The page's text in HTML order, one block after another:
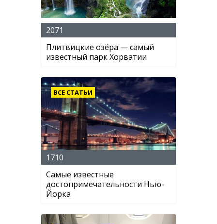
2071
Плитвицкие озёра — самый
известный парк Хорватии
ВСЕ СТАТЬИ
1710
Самые известные
достопримечательности Нью-
Йорка